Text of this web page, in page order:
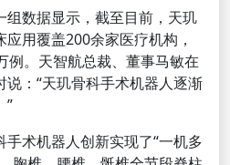
数据显示，截至目前，天玑
用覆盖200余家医疗机构，
例。天智航总裁、董事马敏在
：“天玑骨科手术机器人逐渐
”
术机器人创新实现了“一机多